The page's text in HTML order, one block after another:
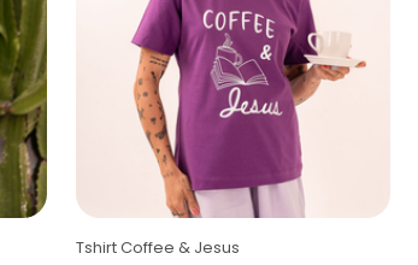
Tshirt Coffee & Jesus